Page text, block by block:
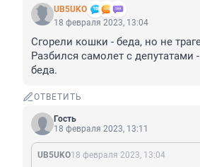
UB5UKO
18 февраля 2023, 13:04
Сгорели кошки - беда, но не
Разбился самолет с депутатами
беда.
ОТВЕТИТЬ
Гость
18 февраля 2023, 13:11
UB5UKO18 февраля 2023, 13:04